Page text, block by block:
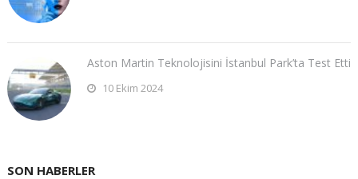
Aston Martin Teknolojisini İstanbul Park’ta Test Etti
10 Ekim 2024
SON HABERLER